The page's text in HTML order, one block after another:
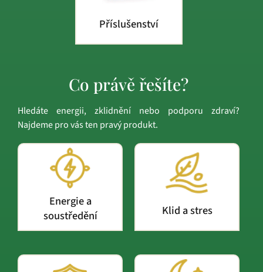
Příslušenství
Co právě řešíte?
Hledáte energii, zklidnění nebo podporu zdraví?
Najdeme pro vás ten pravý produkt.
Energie a
soustředění
Klid a stres